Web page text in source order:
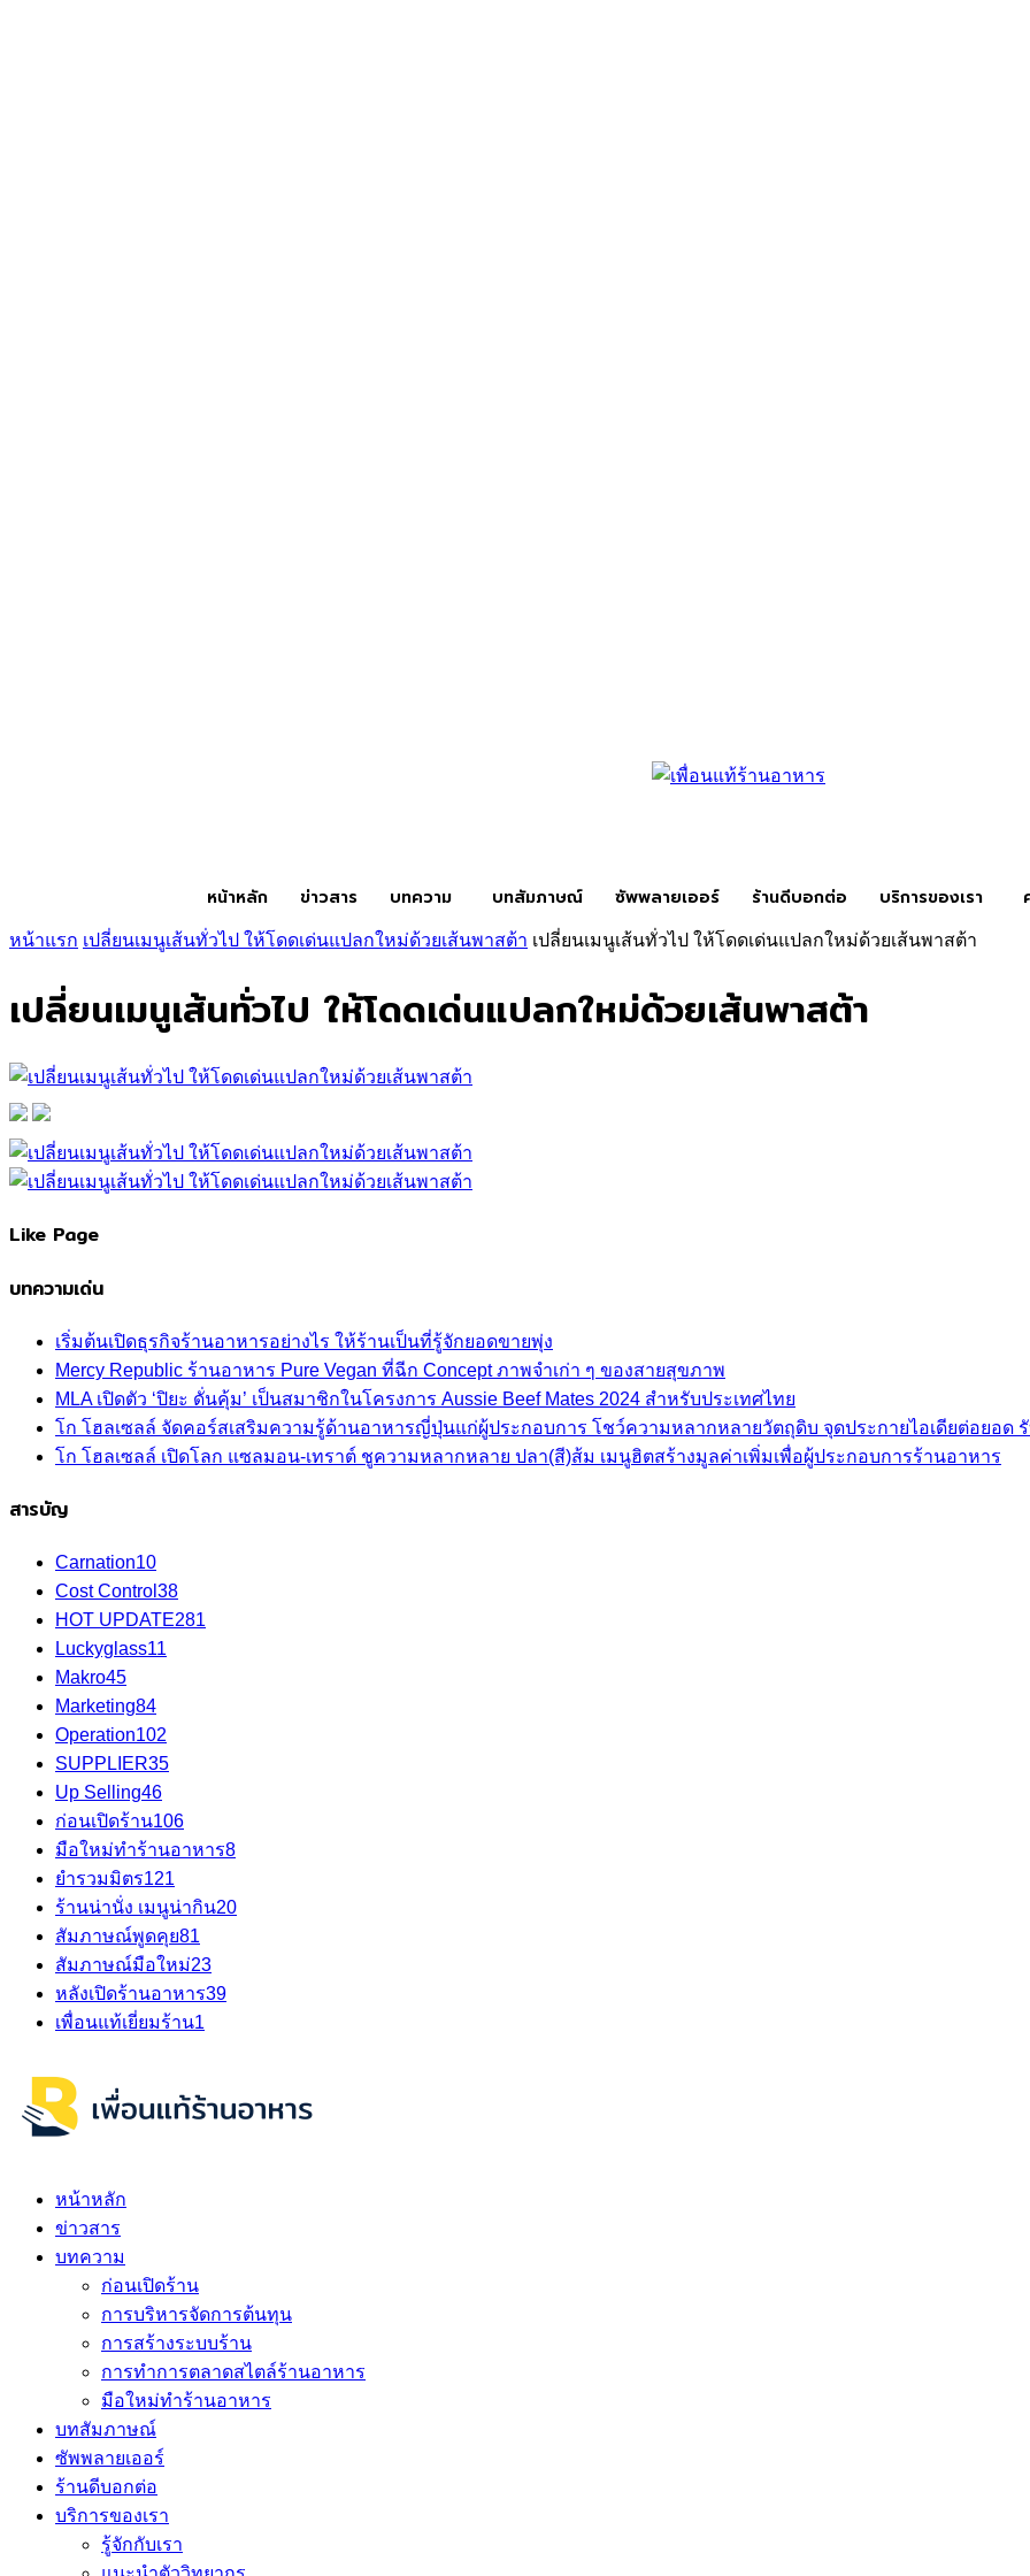
หน้าหลัก ข่าวสาร บทความ บทสัมภาษณ์ ซัพพลายเออร์ ร้านดีบอกต่อ บริการของเรา
หน้าแรก เปลี่ยนเมนูเส้นทั่วไป ให้โดดเด่นแปลกใหม่ด้วยเส้นพาสต้า เปลี่ยนเมนูเส้นทั่วไป ให้โดดเด่นแปลกใหม่ด้วยเส้นพาสต้า
เปลี่ยนเมนูเส้นทั่วไป ให้โดดเด่นแปลกใหม่ด้วยเส้นพาสต้า
Like Page
บทความเด่น
เริ่มต้นเปิดธุรกิจร้านอาหารอย่างไร ให้ร้านเป็นที่รู้จักยอดขายพุ่ง
Mercy Republic ร้านอาหาร Pure Vegan ที่ฉีก Concept ภาพจำเก่า ๆ ของสายสุขภาพ
MLA เปิดตัว ‘ปิยะ ดั่นคุ้ม’ เป็นสมาชิกในโครงการ Aussie Beef Mates 2024 สำหรับประเทศไทย
โก โฮลเซลล์ จัดคอร์สเสริมความรู้ด้านอาหารญี่ปุ่นแก่ผู้ประกอบการ โชว์ความหลากหลายวัตถุดิบ จุดประกายไอเดียต่อยอด
โก โฮลเซลล์ เปิดโลก แซลมอน-เทราต์ ชูความหลากหลาย ปลา(สี)ส้ม เมนูฮิตสร้างมูลค่าเพิ่มเพื่อผู้ประกอบการร้านอาหาร
สารบัญ
Carnation10
Cost Control 38
HOT UPDATE281
Luckyglass11
Makro45
Marketing84
Operation102
SUPPLIER35
Up Selling46
ก่อนเปิดร้าน106
มือใหม่ทำร้านอาหาร8
ยำรวมมิตร121
ร้านน่านั่ง เมนูน่ากิน20
สัมภาษณ์พูดคุย81
สัมภาษณ์มือใหม่23
หลังเปิดร้านอาหาร39
เพื่อนแท้เยี่ยมร้าน1
หน้าหลัก
ข่าวสาร
บทความ
ก่อนเปิดร้าน
การบริหารจัดการต้นทุน
การสร้างระบบร้าน
การทำการตลาดสไตล์ร้านอาหาร
มือใหม่ทำร้านอาหาร
บทสัมภาษณ์
ซัพพลายเออร์
ร้านดีบอกต่อ
บริการของเรา
รู้จักกับเรา